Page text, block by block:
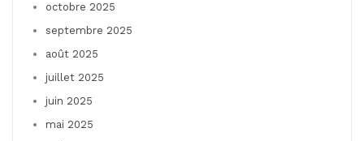
octobre 2025
septembre 2025
août 2025
juillet 2025
juin 2025
mai 2025